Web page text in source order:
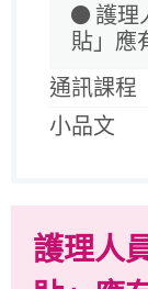
護理
貼」應
通訊課程
小品文
護理人